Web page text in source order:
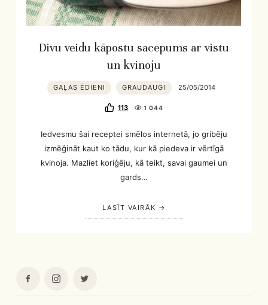
Divu veidu kāpostu sacepums ar vistu
un kvinoju
GAĻAS ĒDIENI GRAUDAUGI 25/05/2014
113 1 044
Iedvesmu šai receptei smēlos internetā, jo gribēju
izmēģināt kaut ko tādu, kur kā piedeva ir vērtīgā
kvinoja. Mazliet koriģēju, kā teikt, savai gaumei un
gards…
LASĪT VAIRĀK